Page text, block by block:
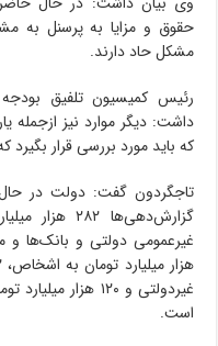
حقوق و مزایا به پرسنل به
مشکل حاد دارند.
داشت: دیگر موارد نیز ازجمله
که باید مورد بررسی قرار
تاجگردون گفت: دولت د‌ر
گزارش‌دهی‌ها
غیردولتی و ۱۲۰
است.